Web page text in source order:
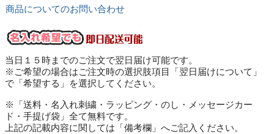
商品についてのお問い合わせ
当日１５時までのご注文で翌日届け可能です。
※ご希望の場合はご注文時の選択肢項目「翌日届けについて」
で「希望する」を選択してください。
※「送料・名入れ刺繍・ラッピング・のし・メッセージカー
ド・手提げ袋」全て無料です。
上記の記載内容に関しては「備考欄」へご記入ください。